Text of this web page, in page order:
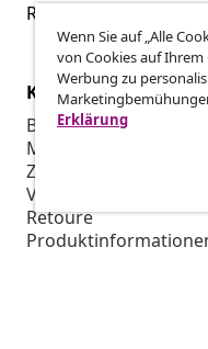
Reiche einen
Kundenservice
Bestellung verfolgen
Mein Konto
Zahlung
Versand & Lieferung
Retoure
Wenn Sie auf „Alle
von Cookies auf
Werbung zu
Erklärung